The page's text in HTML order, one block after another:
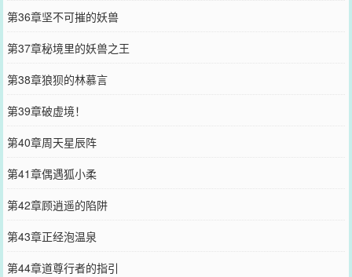
第36章坚不可摧的妖兽
第37章秘境里的妖兽之王
第38章狼狈的林慕言
第39章破虚境！
第40章周天星辰阵
第41章偶遇狐小柔
第42章顾逍遥的陷阱
第43章正经泡温泉
第44章道尊行者的指引